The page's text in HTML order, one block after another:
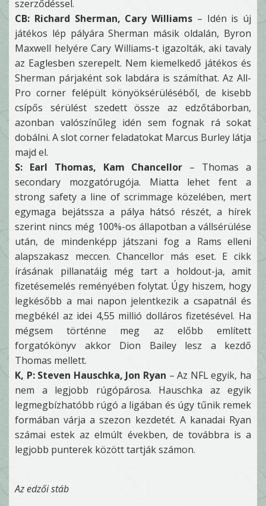
szerződéssel.
CB: Richard Sherman, Cary Williams – Idén is új
játékos lép pályára Sherman másik oldalán, Byron
Maxwell helyére Cary Williams-t igazolták, aki tavaly
az Eaglesben szerepelt. Nem kiemelkedő játékos és
Sherman párjaként sok labdára is számíthat. Az All-
Pro corner felépült könyöksérüléséből, de kisebb
csípős sérülést szedett össze az edzőtáborban,
azonban valószínűleg idén sem fognak rá sokat
dobálni. A slot corner feladatokat Marcus Burley látja
majd el.
S: Earl Thomas, Kam Chancellor – Thomas a
secondary mozgatórugója. Miatta lehet fent a
strong safety a line of scrimmage közelében, mert
egymaga bejátssza a pálya hátsó részét, a hírek
szerint nincs még 100%-os állapotban a vállsérülése
után, de mindenképp játszani fog a Rams elleni
alapszakasz meccen. Chancellor más eset. E cikk
írásának pillanatáig még tart a holdout-ja, amit
fizetésemelés reményében folytat. Úgy hiszem, hogy
legkésőbb a mai napon jelentkezik a csapatnál és
megbékél az idei 4,55 millió dolláros fizetésével. Ha
mégsem történne meg az előbb említett
forgatókönyv akkor Dion Bailey lesz a kezdő
Thomas mellett.
K, P: Steven Hauschka, Jon Ryan – Az NFL egyik, ha
nem a legjobb rúgópárosa. Hauschka az egyik
legmegbízhatóbb rúgó a ligában és úgy tűnik remek
formában várja a szezon kezdetét. A kanadai Ryan
számai estek az elmúlt években, de továbbra is a
legjobb punterek között tartják számon.
Az edzői stáb